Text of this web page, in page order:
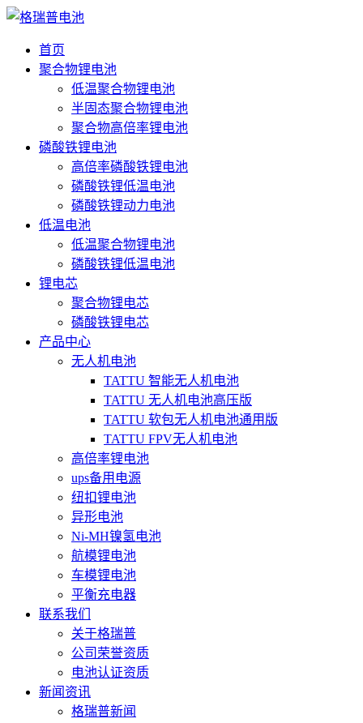
首页
聚合物锂电池
低温聚合物锂电池
半固态聚合物锂电池
聚合物高倍率锂电池
磷酸铁锂电池
高倍率磷酸铁锂电池
磷酸铁锂低温电池
磷酸铁锂动力电池
低温电池
低温聚合物锂电池
磷酸铁锂低温电池
锂电芯
聚合物锂电芯
磷酸铁锂电芯
产品中心
无人机电池
TATTU 智能无人机电池
TATTU 无人机电池高压版
TATTU 软包无人机电池通用版
TATTU FPV无人机电池
高倍率锂电池
ups备用电源
纽扣锂电池
异形电池
Ni-MH镍氢电池
航模锂电池
车模锂电池
平衡充电器
联系我们
关于格瑞普
公司荣誉资质
电池认证资质
新闻资讯
格瑞普新闻